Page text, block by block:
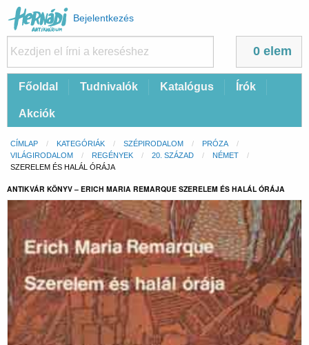
Felhasználói
fiók
menüje
Bejelentkezés
0 elem
FőFőoldal Tudnivalók Katalógus Írók
Akciók
Morzsa
CÍMLAP KATEGÓRIÁK SZÉPIRODALOM
PRÓZA
VILÁGIRODALOM
REGÉNYEK 20. SZÁZAD
NÉMET
CURRENT:
SZERELEM ÉS HALÁL ÓRÁJA
ANTIKVÁR KÖNYV – ERICH MARIA REMARQUE SZERELEM ÉS HALÁL ÓRÁJA